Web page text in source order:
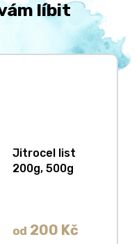
líbit
Jitrocel list
200g, 500g
od 200 Kč